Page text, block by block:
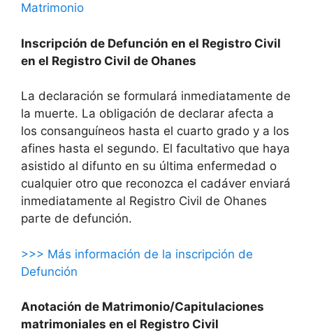
Matrimonio
Inscripción de Defunción en el Registro Civil
en el Registro Civil de Ohanes
La declaración se formulará inmediatamente de
la muerte. La obligación de declarar afecta a
los consanguíneos hasta el cuarto grado y a los
afines hasta el segundo. El facultativo que haya
asistido al difunto en su última enfermedad o
cualquier otro que reconozca el cadáver enviará
inmediatamente al Registro Civil de Ohanes
parte de defunción.
>>> Más información de la inscripción de
Defunción
Anotación de Matrimonio/Capitulaciones
matrimoniales en el Registro Civil